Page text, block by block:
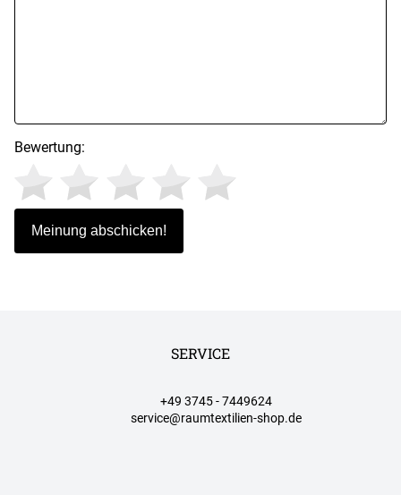
Bewertung:
SERVICE
+49 3745 - 7449624
service@raumtextilien-shop.de